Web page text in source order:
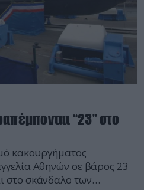
βγάλουν κάποιο ερευνητικό
Πίρι Ρέϊς". Το είχαν
τους. Μην ακούτε τι
ως συνήθως και οι
τους". Τμήμα
“23” στο
κακουργήματος
Αθηνών σε βάρος 23
στο σκάνδαλο των